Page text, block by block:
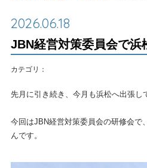
2026.06.18
JBN経営対策委員会で浜
カテゴリ：
先月に引き続き、今月も浜松へ出張し
今回はJBN経営対策委員会の研修会で
んです。